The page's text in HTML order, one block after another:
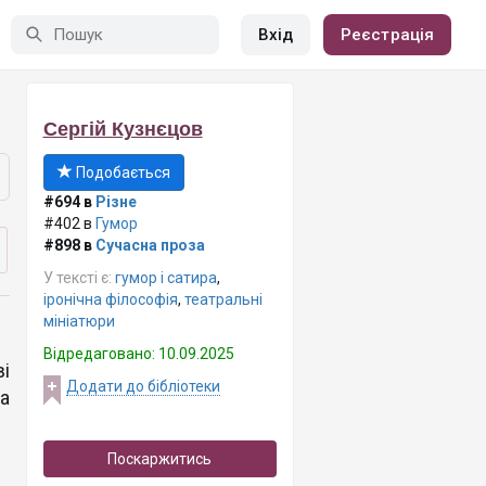
Вхід Реєстрація
Сергій Кузнєцов
Подобається
#694 в Різне
#402 в Гумор
#898 в Сучасна проза
У тексті є: гумор і сатира,
іронічна філософія, театральні
мініатюри
Відредаговано: 10.09.2025
Додати до бібліотеки
Поскаржитись